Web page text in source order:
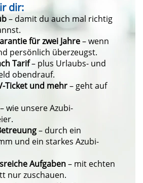
dir:
– damit du auch mal richtig
für zwei Jahre– wenn
persönlich überzeugst.
Tarif– plus Urlaubs- und
obendrauf.
Ticket und mehr– geht auf
– wie unsere Azubi-
– durch ein
und ein starkes Azubi-
Aufgaben– mit echten
nur zuschauen.